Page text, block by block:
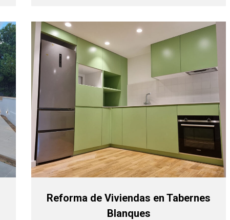
Reforma de Viviendas en Tabernes
Blanques